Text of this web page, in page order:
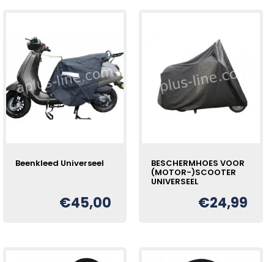
Beenkleed Universeel
€45,00
BESCHERMHOES VOOR
(MOTOR-)SCOOTER
UNIVERSEEL
€24,99